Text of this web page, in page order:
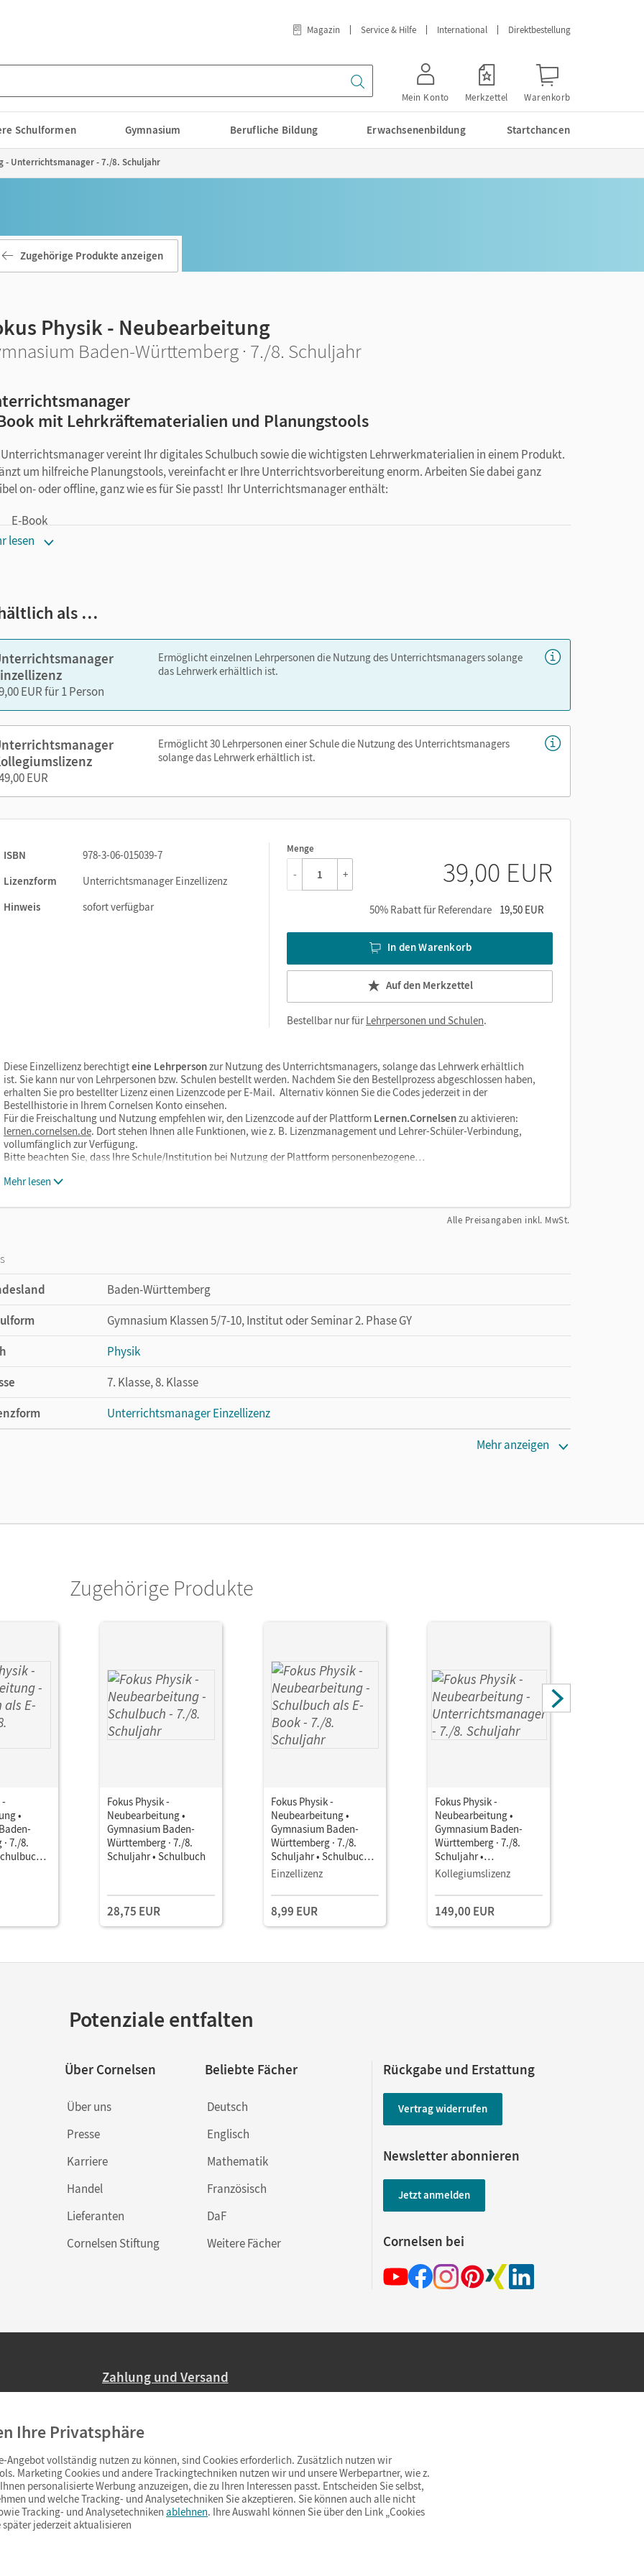
Magazin Service & Hilfe International Direktbestellung
Mein Konto Merkzettel Warenkorb
Schulformen Gymnasium Berufliche Bildung Erwachsenenbildung Startchancen
- Unterrichtsmanager - 7./8. Schuljahr
Zugehörige Produkte anzeigen
Physik - Neubearbeitung
Baden-Württemberg · 7./8. Schuljahr
mit Lehrkräftematerialien und Planungstools
vereint Ihr digitales Schulbuch sowie die wichtigsten Lehrwerkmaterialien in einem Produkt.
um hilfreiche Planungstools, vereinfacht er Ihre Unterrichtsvorbereitung enorm. Arbeiten Sie dabei ganz
on- oder offline, ganz wie es für Sie passt! Ihr Unterrichtsmanager enthält:
E-Book
kapitelgenaue Materialanordnung
Grafiken
Kopiervorlagen
editierbare Kopiervorlagen
editierbare Gefährdungsbeurteilungen
editierbarer Stoffverteilungsplan
Animationen
Sie den Unterrichtsmanager auf lernen.cornelsen.de oder über die Cornelsen Lernen App.
lesen
als …
EUR für 1 Person
Ermöglicht einzelnen Lehrpersonen die Nutzung des Unterrichtsmanagers solange
das Lehrwerk erhältlich ist.
EUR
Ermöglicht 30 Lehrpersonen einer Schule die Nutzung des Unterrichtsmanagers
solange das Lehrwerk erhältlich ist.
ISBN
978-3-06-015039-7
Lizenzform
Unterrichtsmanager Einzellizenz
Hinweis
sofort verfügbar
Menge
1
- + 39,00 EUR
50% Rabatt für Referendare 19,50 EUR
In den Warenkorb
Auf den Merkzettel
Bestellbar nur fürLehrpersonen und Schulen.
Diese Einzellizenz berechtigteine Lehrpersonzur Nutzung des Unterrichtsmanagers, solange das Lehrwerk erhältlich
ist. Sie kann nur von Lehrpersonen bzw. Schulen bestellt werden. Nachdem Sie den Bestellprozess abgeschlossen haben,
erhalten Sie pro bestellter Lizenz einen Lizenzcode per E-Mail. Alternativ können Sie die Codes jederzeit in der
Bestellhistorie in Ihrem Cornelsen Konto einsehen.
Für die Freischaltung und Nutzung empfehlen wir, den Lizenzcode auf der Plattform Lernen.Cornelsenzu aktivieren:
lernen.cornelsen.de. Dort stehen Ihnen alle Funktionen, wie z. B. Lizenzmanagement und Lehrer-Schüler-Verbindung,
vollumfänglich zur Verfügung.
Bitte beachten Sie, dass Ihre Schule/Institution bei Nutzung der Plattform personenbezogene…
Mehr lesen
Alle Preisangaben inkl. MwSt.
Baden-Württemberg
Gymnasium Klassen 5/7-10, Institut oder Seminar 2. Phase GY
Physik
7. Klasse, 8. Klasse
Unterrichtsmanager Einzellizenz
Cornelsen Verlag
Mehr anzeigen
Zugehörige Produkte
•
7./8.
Fokus Physik -
Neubearbeitung •
Gymnasium Baden-
Württemberg · 7./8.
Schuljahr • Schulbuch
28,75 EUR
Fokus Physik -
Neubearbeitung •
Gymnasium Baden-
Württemberg · 7./8.
Schuljahr • Schulbuch
als E-Book
Einzellizenz
8,99 EUR
Fokus Physik -
Neubearbeitung •
Gymnasium Baden-
Württemberg · 7./8.
Schuljahr •
Unterrichtsmanager E-
Book mit
Lehrkräftematerialien
und Planungstools
Kollegiumslizenz
149,00 EUR
Potenziale entfalten
Über Cornelsen
Über uns
Presse
Karriere
Handel
Lieferanten
Cornelsen Stiftung
Beliebte Fächer
Deutsch
Englisch
Mathematik
Französisch
DaF
Weitere Fächer
Rückgabe und Erstattung
Vertrag widerrufen
Newsletter abonnieren
Jetzt anmelden
Cornelsen bei
Zahlung und Versand
Ab 59,– EUR Bestellwert liefern wir versandkostenfrei innerhalb Deutschlands
(Lieferung in 3–6 Tagen).
Ihre Privatsphäre
Angebot vollständig nutzen zu können, sind Cookies erforderlich. Zusätzlich nutzen wir
Marketing Cookies und andere Trackingtechniken nutzen wir und unsere Werbepartner, wie z.
personalisierte Werbung anzuzeigen, die zu Ihren Interessen passt. Entscheiden Sie selbst,
und welche Tracking- und Analysetechniken Sie akzeptieren. Sie können auch alle nicht
Tracking- und Analysetechniken ablehnen. Ihre Auswahl können Sie über den Link „Cookies
später jederzeit aktualisieren